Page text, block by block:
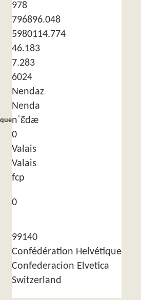
978
796896.048
5980114.774
46.183
7.283
6024
Nendaz
Nenda
nˈɛ̃dæ
0
Valais
Valais
fcp
0
99140
Confédération Helvétique
Confederacion Elvetica
Switzerland